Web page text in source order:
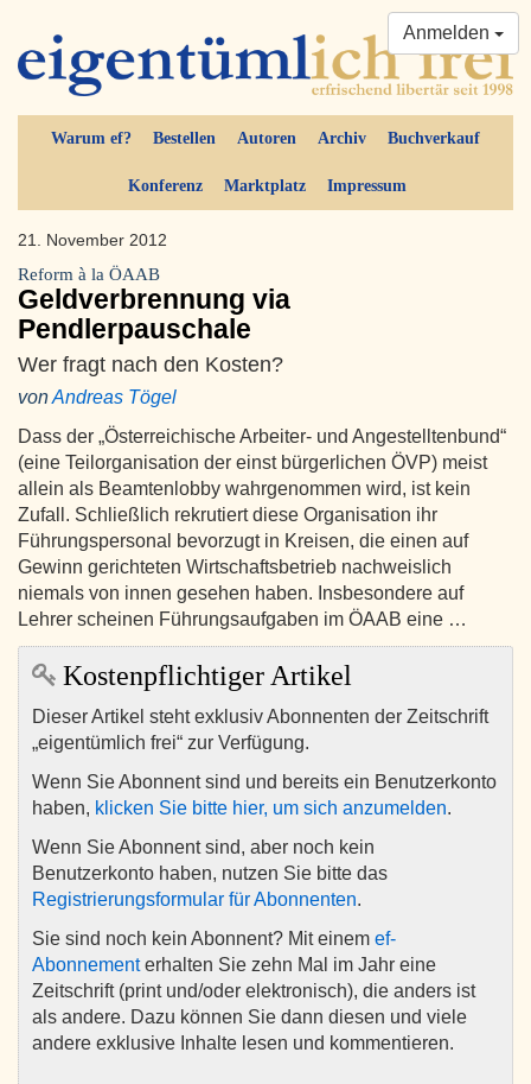
Warum ef? Bestellen Autoren Archiv Buchverkauf
Konferenz Marktplatz Impressum
Anmelden
21. November 2012
Reform à la ÖAAB
Geldverbrennung via
Pendlerpauschale
Wer fragt nach den Kosten?
vonAndreas Tögel
Dass der „Österreichische Arbeiter- und Angestelltenbund“
(eine Teilorganisation der einst bürgerlichen ÖVP) meist
allein als Beamtenlobby wahrgenommen wird, ist kein
Zufall. Schließlich rekrutiert diese Organisation ihr
Führungspersonal bevorzugt in Kreisen, die einen auf
Gewinn gerichteten Wirtschaftsbetrieb nachweislich
niemals von innen gesehen haben. Insbesondere auf
Lehrer scheinen Führungsaufgaben im ÖAAB eine …
Kostenpflichtiger Artikel
Dieser Artikel steht exklusiv Abonnenten der Zeitschrift
„eigentümlich frei“ zur Verfügung.
Wenn Sie Abonnent sind und bereits ein Benutzerkonto
haben, klicken Sie bitte hier, um sich anzumelden.
Wenn Sie Abonnent sind, aber noch kein
Benutzerkonto haben, nutzen Sie bitte das
Registrierungsformular für Abonnenten.
Sie sind noch kein Abonnent? Mit einem ef-
Abonnementerhalten Sie zehn Mal im Jahr eine
Zeitschrift (print und/oder elektronisch), die anders ist
als andere. Dazu können Sie dann diesen und viele
andere exklusive Inhalte lesen und kommentieren.